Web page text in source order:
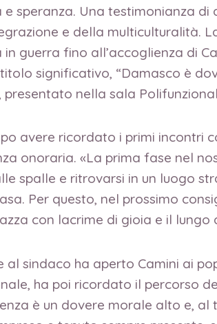
speranza. Una testimonianza di
e della multiculturalità.
guerra fino all’accoglienza di
significativo, “Damasco è
nella sala
avere ricordato i primi incontri
onoraria. «La prima fase nel
spalle e ritrovarsi in un luogo
Per questo, nel prossimo
con lacrime di gioia e il lungo
al sindaco ha aperto Camini ai
ha poi ricordato il percorso
è un dovere morale alto e, al